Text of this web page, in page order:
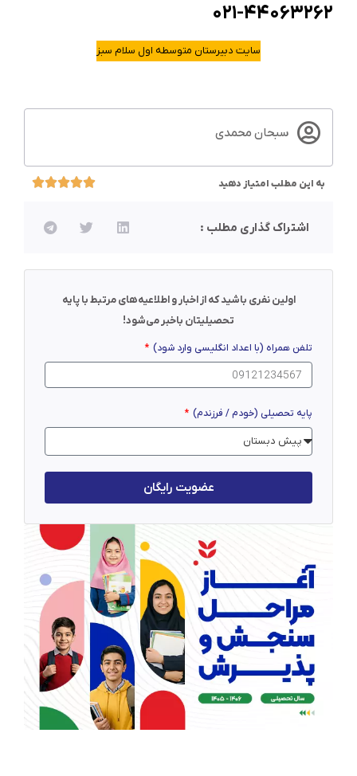
۰۲۱-۴۴۰۶۳۲۶۲
سایت دبیرستان متوسطه اول سلام سبز
سبحان محمدی
به این مطلب امتیاز دهید
اشتراک گذاری مطلب :
اولین نفری باشید که از اخبار و اطلاعیه‌های مرتبط با پایه
تحصیلیتان باخبر می‌شود!
تلفن همراه (با اعداد انگلیسی وارد شود)
پایه تحصیلی (خودم / فرزندم)
عضویت رایگان